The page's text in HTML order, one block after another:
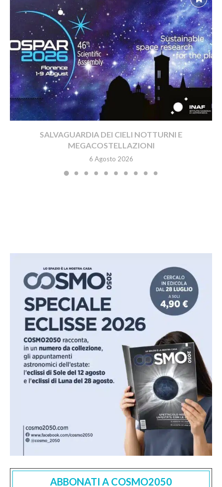
SALVAGUARDIA DEI CIELI NOTTURNI E
MEGACOSTELLAZIONI
6 Agosto 2026
ABBONATI A COSMO2050